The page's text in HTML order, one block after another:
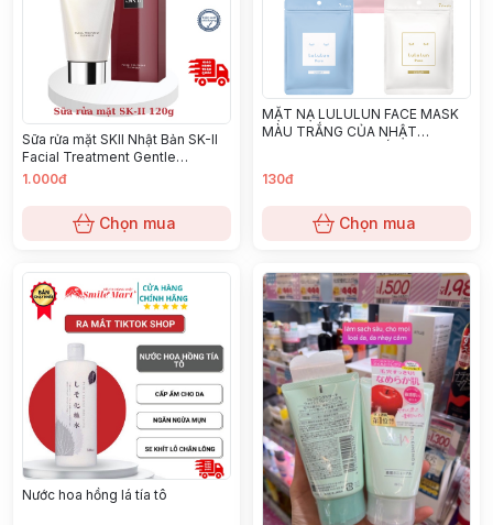
￼Sữa rửa mặt SKII Nhật Bản SK-II
Facial Treatment Gentle
Cleanser - Tuýp 120g
1.000đ
Chọn mua
MẶT NẠ LULULUN FACE MASK
MÀU TRẮNG CỦA NHẬT
130đ
Chọn mua
Nước hoa hồng lá tía tô